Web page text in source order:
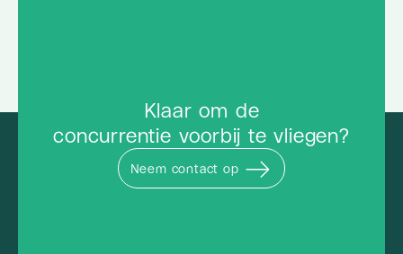
Klaar om de
concurrentie voorbij te vliegen?
Neem contact op